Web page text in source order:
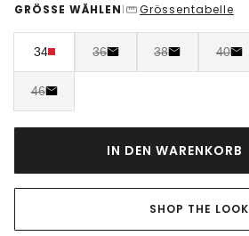
GRÖSSE WÄHLEN | Grössentabelle
34 36 38 40
46
IN DEN WARENKORB
SHOP THE LOOK